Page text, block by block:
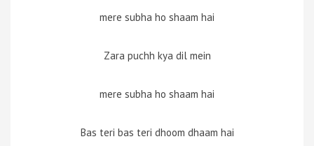
mere subha ho shaam hai
Zara puchh kya dil mein
mere subha ho shaam hai
Bas teri bas teri dhoom dhaam hai